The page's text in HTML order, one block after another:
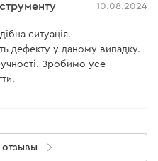
10.08.2024
ситуація.
дефекту у даному випадку.
Зробимо усе
отзывы